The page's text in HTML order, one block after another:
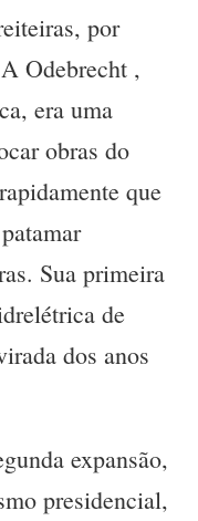
por
Odebrecht ,
era uma
obras do
que
Sua primeira
de
dos anos
expansão,
presidencial,